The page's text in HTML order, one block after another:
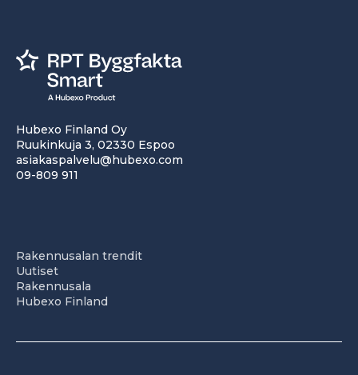
Hubexo Finland Oy
Ruukinkuja 3, 02330 Espoo
asiakaspalvelu@hubexo.com
09-809 911
Rakennusalan trendit
Uutiset
Rakennusala
Hubexo Finland